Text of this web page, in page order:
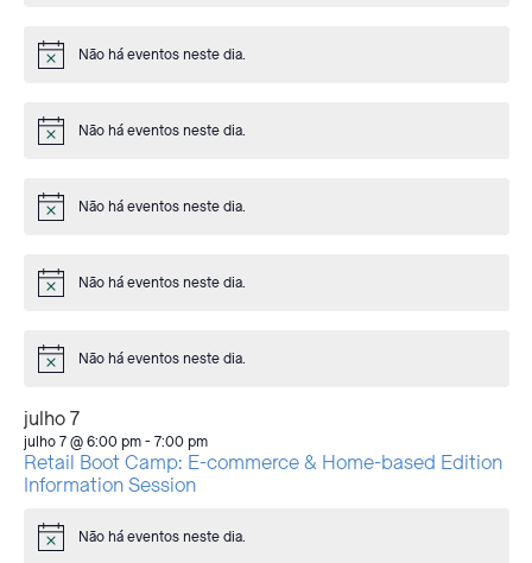
Aviso Não há eventos neste dia.
Aviso Não há eventos neste dia.
Aviso Não há eventos neste dia.
Aviso Não há eventos neste dia.
Aviso Não há eventos neste dia.
julho 7
julho 7 @ 6:00 pm- 7:00 pm
Retail Boot Camp: E-commerce & Home-based Edition
Information Session
Aviso Não há eventos neste dia.